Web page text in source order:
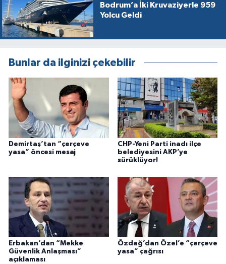
Bodrum’a İki Kruvaziyerle 959
Yolcu Geldi
Bunlar da ilginizi çekebilir
Demirtaş’tan “çerçeve
yasa” öncesi mesaj
CHP-Yeni Parti inadı ilçe
belediyesini AKP’ye
sürüklüyor!
Erbakan’dan “Mekke
Güvenlik Anlaşması”
açıklaması
Özdağ’dan Özel’e “çerçeve
yasa” çağrısı